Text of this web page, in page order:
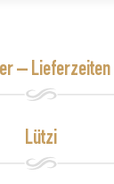
– Lieferzeiten
Lützi